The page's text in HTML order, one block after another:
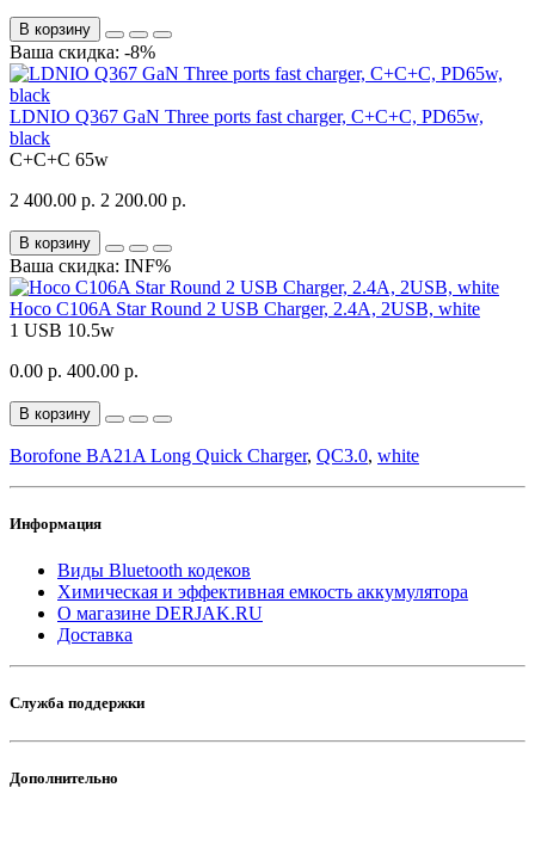
В корзину
Ваша скидка: -8%
LDNIO Q367 GaN Three ports fast charger, C+C+C, PD65w,
black
C+C+C 65w
2 400.00 р. 2 200.00 р.
В корзину
Ваша скидка: INF%
Hoco C106A Star Round 2 USB Charger, 2.4А, 2USB, white
1 USB 10.5w
0.00 р. 400.00 р.
В корзину
Borofone BA21A Long Quick Charger, QC3.0, white
Информация
Виды Bluetooth кодеков
Химическая и эффективная емкость аккумулятора
О магазине DERJAK.RU
Доставка
Служба поддержки
Дополнительно